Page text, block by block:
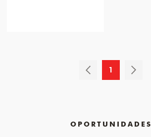
1
OPORTUNIDADES